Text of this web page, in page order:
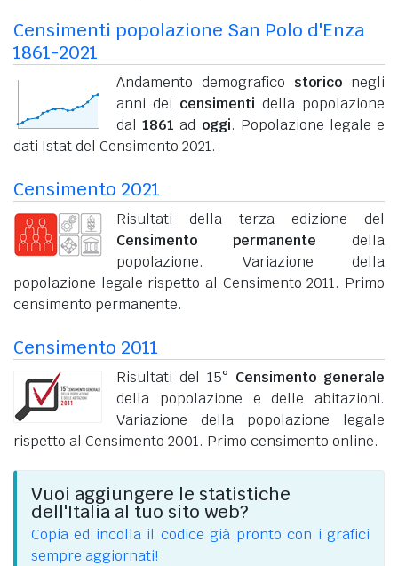
Censimenti popolazione San Polo d'Enza
1861-2021
Andamento demografico storico negli
anni dei censimenti della popolazione
dal1861 ad oggi. Popolazione legale e
dati Istat del Censimento 2021.
Censimento 2021
Risultati della terza edizione del
Censimento permanente della
popolazione. Variazione della
popolazione legale rispetto al Censimento 2011. Primo
censimento permanente.
Censimento 2011
Risultati del 15° Censimento generale
della popolazione e delle abitazioni.
Variazione della popolazione legale
rispetto al Censimento 2001. Primo censimento online.
Vuoi aggiungere le statistiche
dell'Italia al tuo sito web?
Copia ed incolla il codice già pronto con i grafici
sempre aggiornati!